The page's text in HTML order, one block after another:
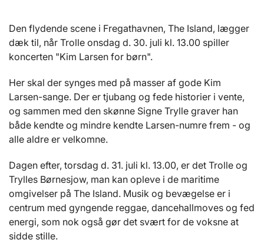
Den flydende scene i Fregathavnen, The Island, lægger
dæk til, når Trolle onsdag d. 30. juli kl. 13.00 spiller
koncerten "Kim Larsen for børn".
Her skal der synges med på masser af gode Kim
Larsen-sange. Der er tjubang og fede historier i vente,
og sammen med den skønne Signe Trylle graver han
både kendte og mindre kendte Larsen-numre frem - og
alle aldre er velkomne.
Dagen efter, torsdag d. 31. juli kl. 13.00, er det Trolle og
Trylles Børnesjow, man kan opleve i de maritime
omgivelser på The Island. Musik og bevægelse er i
centrum med gyngende reggae, dancehallmoves og fed
energi, som nok også gør det svært for de voksne at
sidde stille.